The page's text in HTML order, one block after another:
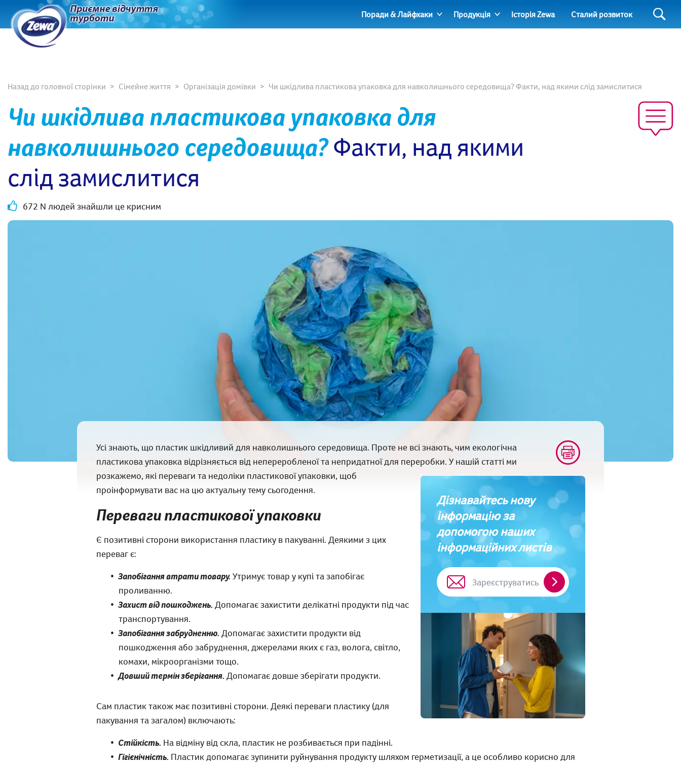
Поради & Лайфхаки Продукція Історія Zewa Сталий розвиток
Назад до головної сторінки Сімейне життя Організація домівки Чи шкідлива пластикова упаковка для навколишнього середовища? Факти, над якими слід замислитися
Чи шкідлива пластикова упаковка для
навколишнього середовища?Факти, над якими
слід замислитися
672 N людей знайшли це крисним
Дізнавайтесь нову
інформацію за
допомогою наших
інформаційних листів
Зареєструватись
Усі знають, що пластик шкідливий для навколишнього середовища. Проте не всі знають, чим екологічна
пластикова упаковка відрізняється від непереробленої та непридатної для переробки. У нашій статті ми
розкажемо, які переваги та недоліки пластикової упаковки, щоб
проінформувати вас на цю актуальну тему сьогодення.
Переваги пластикової упаковки
Є позитивні сторони використання пластику в пакуванні. Деякими з цих
переваг є:
Запобігання втрати товару. Утримує товар у купі та запобігає
проливанню.
Захист від пошкоджень. Допомагає захистити делікатні продукти під час
транспортування.
Запобігання забрудненню. Допомагає захистити продукти від
пошкодження або забруднення, джерелами яких є газ, волога, світло,
комахи, мікроорганізми тощо.
Довший термін зберігання. Допомагає довше зберігати продукти.
Сам пластик також має позитивні сторони. Деякі переваги пластику (для
пакування та загалом) включають:
Стійкість. На відміну від скла, пластик не розбивається при падінні.
Гігієнічність. Пластик допомагає зупинити руйнування продукту шляхом герметизації, а це особливо корисно для